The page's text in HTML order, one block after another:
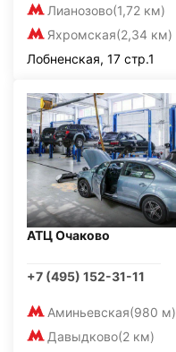
Лианозово(1,72 км)
Яхромская(2,34 км)
Лобненская, 17 стр.1
АТЦ Очаково
+7 (495) 152-31-11
Аминьевская(980 м)
Давыдково(2 км)